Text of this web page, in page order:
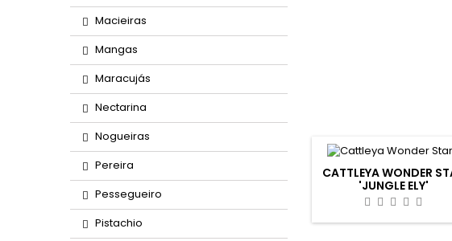
Macieiras
Mangas
Maracujás
Nectarina
Nogueiras
Pereira
Pessegueiro
Pistachio
CATTLEYA WONDER
'JUNGLE ELY'